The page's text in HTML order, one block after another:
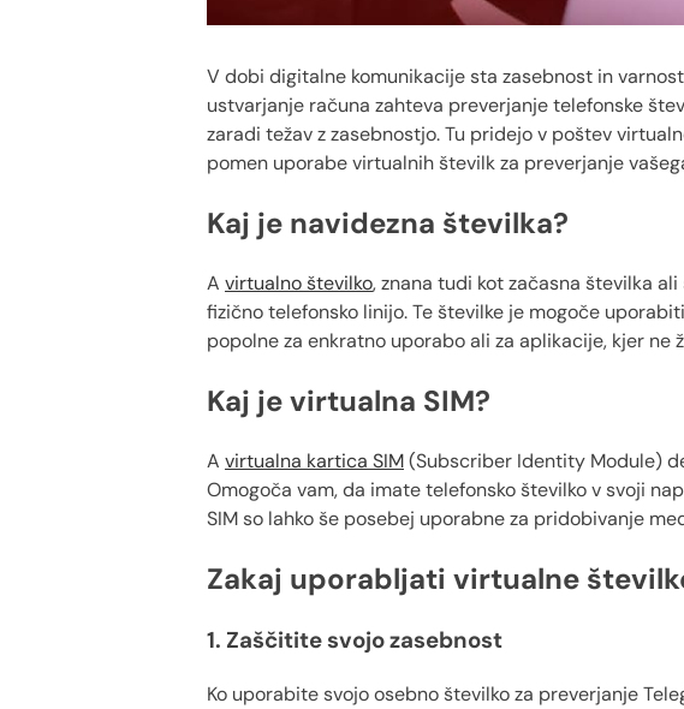
V dobi digitalne komunikacije sta zasebnost in
ustvarjanje računa zahteva preverjanje telefonske
zaradi težav z zasebnostjo. Tu pridejo v poštev
pomen uporabe virtualnih številk za preverjanje
Kaj je navidezna številka?
A virtualno številko, znana tudi kot začasna številka
fizično telefonsko linijo. Te številke je mogoče
popolne za enkratno uporabo ali za aplikacije, kjer
Kaj je virtualna SIM?
A virtualna kartica SIM(Subscriber Identity Module)
Omogoča vam, da imate telefonsko številko v svoji
SIM so lahko še posebej uporabne za pridobivanje
Zakaj uporabljati virtualne
1. Zaščitite svojo zasebnost
Ko uporabite svojo osebno številko za preverjanje